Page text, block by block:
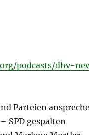
podcasts/dhv-
Parteien
SPD gespalten